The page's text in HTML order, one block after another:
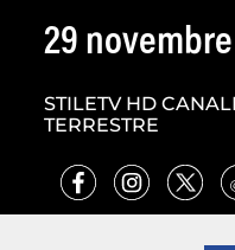
29 novembre
STILETV HD
TERRESTRE